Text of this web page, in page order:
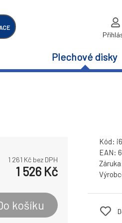
Plechové disky
1 261 Kč bez DPH
1 526 Kč
košíku
Kód:
EAN: